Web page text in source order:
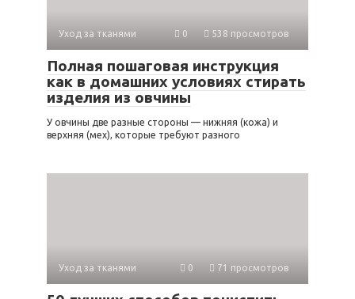
Уход за тканями 0 538 просмотров
Полная пошаговая инструкция
как в домашних условиях стирать
изделия из овчины
У овчины две разные стороны — нижняя (кожа) и
верхняя (мех), которые требуют разного
Уход за тканями 0 71 просмотров